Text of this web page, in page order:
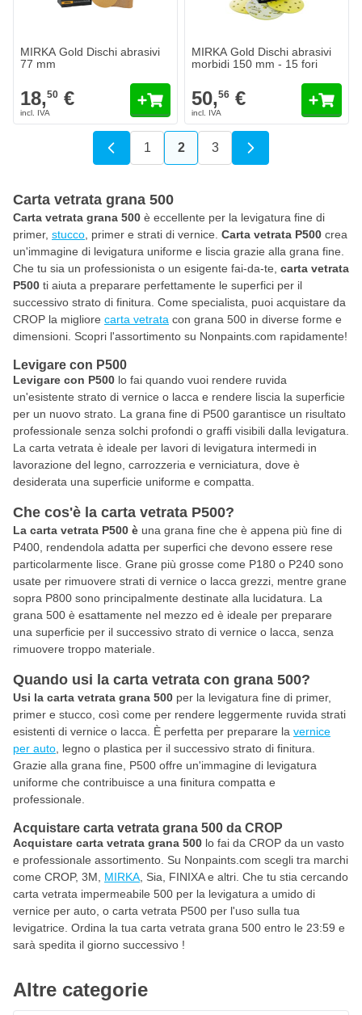
Quantità
Aggiungi al Carrello
MIRKA Gold Dischi abrasivi
77 mm
18,50 €
Quantità
Aggiungi
MIRKA Gold Dischi abrasivi
morbidi 150 mm - 15 fori
50,56 €
Pagina
1 Attualmente stai leggendo la
2 Pagina
3
Carta vetrata grana 500
Carta vetrata grana 500 è eccellente per la levigatura fine di
primer, stucco , primer e strati di vernice. Carta vetrata P500 crea
un'immagine di levigatura uniforme e liscia grazie alla grana fine.
Che tu sia un professionista o un esigente fai-da-te, carta vetrata
P500 ti aiuta a preparare perfettamente le superfici per il
successivo strato di finitura. Come specialista, puoi acquistare da
CROP la migliore carta vetrata con grana 500 in diverse forme e
dimensioni. Scopri l'assortimento su Nonpaints.com rapidamente!
Levigare con P500
Levigare con P500 lo fai quando vuoi rendere ruvida
un'esistente strato di vernice o lacca e rendere liscia la superficie
per un nuovo strato. La grana fine di P500 garantisce un risultato
professionale senza solchi profondi o graffi visibili dalla levigatura.
La carta vetrata è ideale per lavori di levigatura intermedi in
lavorazione del legno, carrozzeria e verniciatura, dove è
desiderata una superficie uniforme e compatta.
Che cos'è la carta vetrata P500?
La carta vetrata P500 è una grana fine che è appena più fine di
P400, rendendola adatta per superfici che devono essere rese
particolarmente lisce. Grane più grosse come P180 o P240 sono
usate per rimuovere strati di vernice o lacca grezzi, mentre grane
sopra P800 sono principalmente destinate alla lucidatura. La
grana 500 è esattamente nel mezzo ed è ideale per preparare
una superficie per il successivo strato di vernice o lacca, senza
rimuovere troppo materiale.
Quando usi la carta vetrata con grana 500?
Usi la carta vetrata grana 500 per la levigatura fine di primer,
primer e stucco, così come per rendere leggermente ruvida strati
esistenti di vernice o lacca. È perfetta per preparare la vernice
per auto , legno o plastica per il successivo strato di finitura.
Grazie alla grana fine, P500 offre un'immagine di levigatura
uniforme che contribuisce a una finitura compatta e
professionale.
Acquistare carta vetrata grana 500 da CROP
Acquistare carta vetrata grana 500 lo fai da CROP da un vasto
e professionale assortimento. Su Nonpaints.com scegli tra marchi
come CROP, 3M, MIRKA , Sia, FINIXA e altri. Che tu stia cercando
carta vetrata impermeabile 500 per la levigatura a umido di
vernice per auto, o carta vetrata P500 per l'uso sulla tua
levigatrice. Ordina la tua carta vetrata grana 500 entro le 23:59 e
sarà spedita il giorno successivo !
Altre categorie